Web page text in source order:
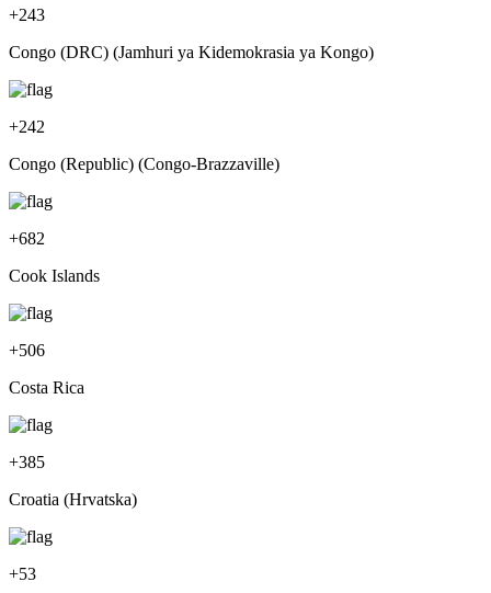
+243
Congo (DRC) (Jamhuri ya Kidemokrasia ya Kongo)
+242
Congo (Republic) (Congo-Brazzaville)
+682
Cook Islands
+506
Costa Rica
+385
Croatia (Hrvatska)
+53